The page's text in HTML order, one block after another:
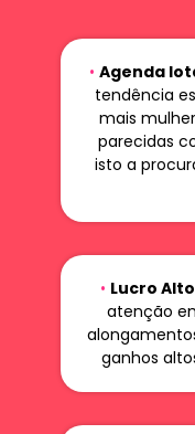
• Agenda
tendência
mais
parecidas
isto a
• Lucro
atenção
ganhos